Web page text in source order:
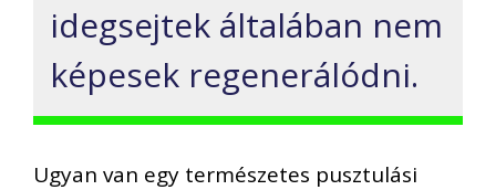
idegsejtek általában nem
képesek regenerálódni.
Ugyan van egy természetes pusztulási